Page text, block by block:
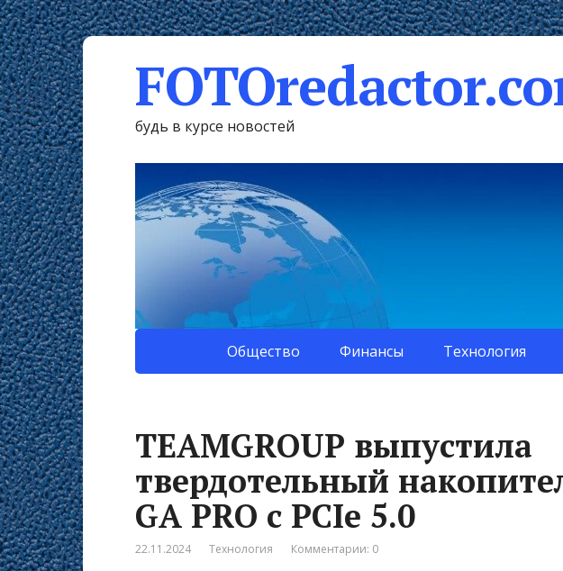
будь в курсе новостей
Общество Финансы Технология
TEAMGROUP выпустила
твердотельный
GA PRO с PCIe 5.0
22.11.2024 Технология Комментарии: 0